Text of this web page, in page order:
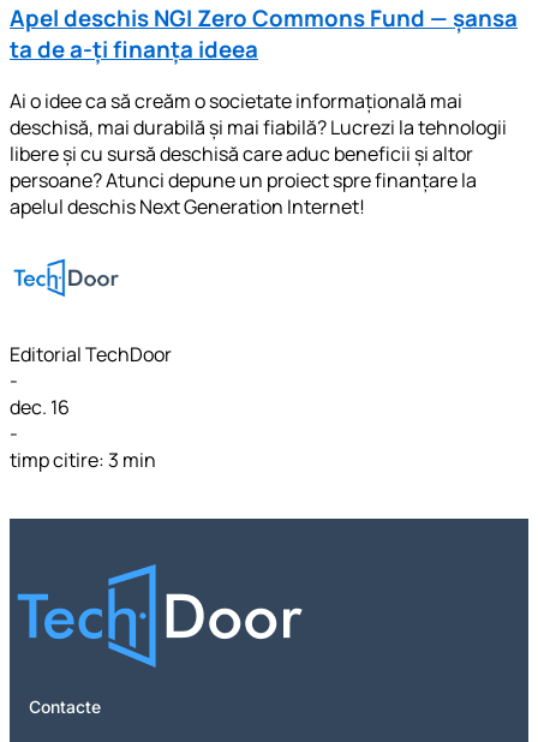
Apel deschis NGI Zero Commons Fund — șansa
ta de a-ți finanța ideea
Ai o idee ca să creăm o societate informațională mai
deschisă, mai durabilă și mai fiabilă? Lucrezi la tehnologii
libere și cu sursă deschisă care aduc beneficii și altor
persoane? Atunci depune un proiect spre finanțare la
apelul deschis Next Generation Internet!
Editorial TechDoor
-
dec. 16
-
timp citire: 3 min
Contacte